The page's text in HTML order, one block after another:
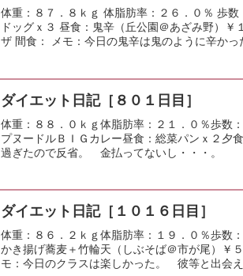
体重：８７．８ｋｇ 体脂肪率：２６．０％ 歩
ドッグｘ３ 昼食：鬼辛（丘公園＠あざみ野）
ザ 間食： メモ：今日の鬼辛は鬼のように辛かっ
ダイエット日記［８０１日目］
体重：８８．０ｋｇ体脂肪率：２１．０％歩数
プヌードルＢＩＧカレー昼食：総菜パンｘ２夕
過ぎたので反省。 金払ってないし・・・。
ダイエット日記［１０１６日目］
体重：８６．２ｋｇ体脂肪率：１９．０％歩数
かき揚げ蕎麦＋竹輪天（しぶそば＠市が尾）￥
モ：今日のクラスは楽しかった。 彼等と出会